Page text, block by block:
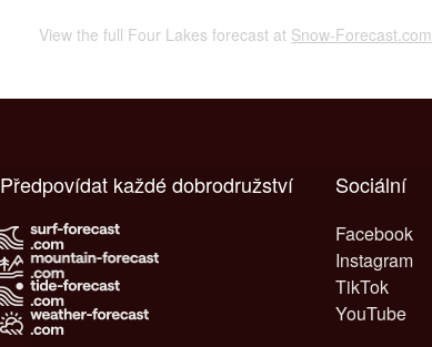
View the full Four Lakes forecast at Snow-Forecast.com
Sociální
Facebook
Instagram
TikTok
YouTube
Předpovídat každé dobrodružství